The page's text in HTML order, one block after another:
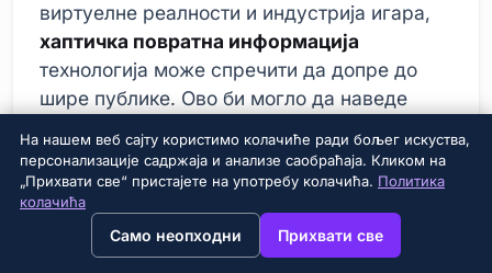
View this page in English?
виртуелне реалности и индустрија игара,
хаптичка повратна информација
технологија може спречити да допре до
шире публике. Ово би могло да наведе
решења или да користе технологију само у
врхунским производима.
Хаптиц феедбацкДруги велики
недостатак технологије је сложеност
На нашем веб сајту користимо колачиће ради бољег искуства,
персонализације садржаја и анализе саобраћаја. Кликом на
„Прихвати све“ пристајете на употребу колачића. Политика
колачића
Само неопходни Прихвати све